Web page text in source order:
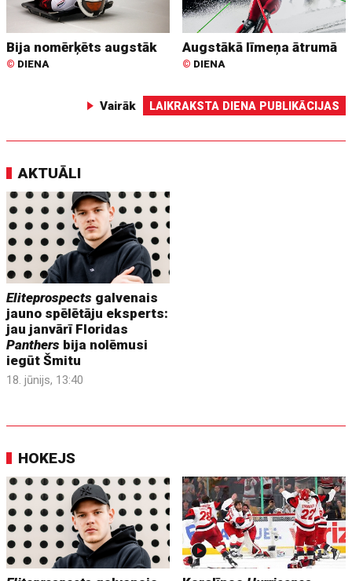
Bija nomērķēts augstāk
© DIENA
Augstākā līmeņa ātrumā
© DIENA
Vairāk LAIKRAKSTA DIENA PUBLIKĀCIJAS
AKTUĀLI
Eliteprospects galvenais
jauno spēlētāju eksperts:
jau janvārī Floridas
Panthers bija nolēmusi
iegūt Šmitu
18. jūnijs, 13:40
HOKEJS